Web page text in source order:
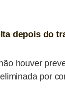
depois do
houver
por